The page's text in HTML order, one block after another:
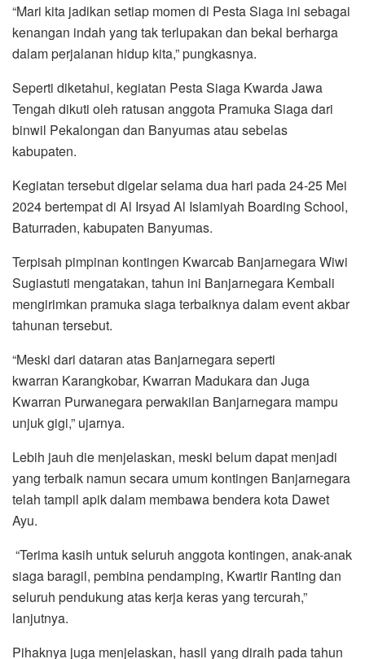
“Mari kita jadikan setiap momen di Pesta Siaga ini sebagai
kenangan indah yang tak terlupakan dan bekal berharga
dalam perjalanan hidup kita,” pungkasnya.
Seperti diketahui, kegiatan Pesta Siaga Kwarda Jawa
Tengah dikuti oleh ratusan anggota Pramuka Siaga dari
binwil Pekalongan dan Banyumas atau sebelas
kabupaten.
Kegiatan tersebut digelar selama dua hari pada 24-25 Mei
2024 bertempat di Al Irsyad Al Islamiyah Boarding School,
Baturraden, kabupaten Banyumas.
Terpisah pimpinan kontingen Kwarcab Banjarnegara Wiwi
Sugiastuti mengatakan, tahun ini Banjarnegara Kembali
mengirimkan pramuka siaga terbaiknya dalam event akbar
tahunan tersebut.
“Meski dari dataran atas Banjarnegara seperti
kwarran Karangkobar, Kwarran Madukara dan Juga
Kwarran Purwanegara perwakilan Banjarnegara mampu
unjuk gigi,” ujarnya.
Lebih jauh die menjelaskan, meski belum dapat menjadi
yang terbaik namun secara umum kontingen Banjarnegara
telah tampil apik dalam membawa bendera kota Dawet
Ayu.
“Terima kasih untuk seluruh anggota kontingen, anak-anak
siaga baragil, pembina pendamping, Kwartir Ranting dan
seluruh pendukung atas kerja keras yang tercurah,”
lanjutnya.
Pihaknya juga menjelaskan, hasil yang diraih pada tahun